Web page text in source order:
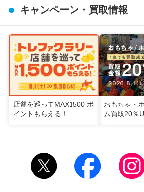
キャンペーン・買取情報
店舗を巡ってMAX1500 ポ
イントもらえる！
おもちゃ・
ム買取20％